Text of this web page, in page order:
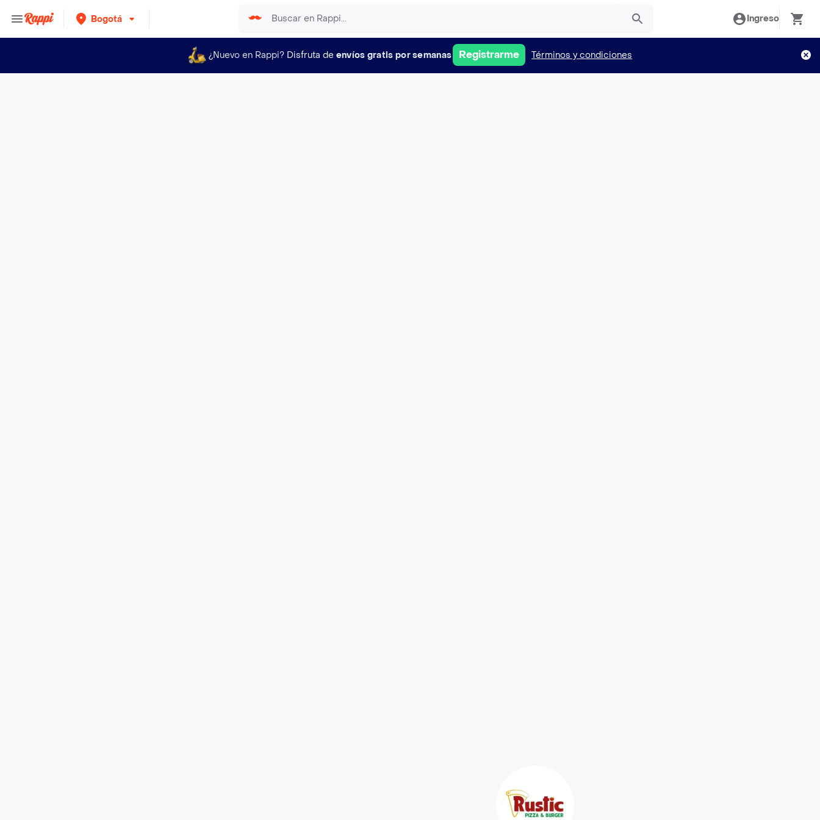
Bogotá Ingreso
¿Nuevo en Rappi? Disfruta de envíos gratis por semanas Registrarme Términos y condiciones